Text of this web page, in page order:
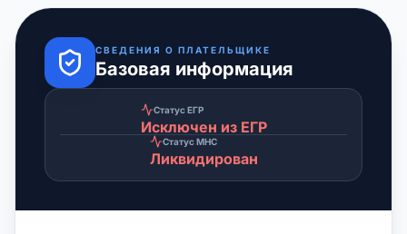
СВЕДЕНИЯ О ПЛАТЕЛЬЩИКЕ
Базовая информация
Статус ЕГР
Исключен из ЕГР
Статус МНС
Ликвидирован